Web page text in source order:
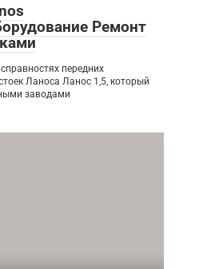
Ремонт
передних
Ланоса Ланос 1,5, который
заводами